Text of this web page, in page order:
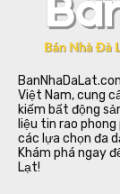
Việt Nam, cung
kiếm bất động
liệu tin rao phong
các lựa chọn đa
Khám phá ngay
Lạt!